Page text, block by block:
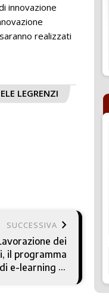
innovazione
realizzati
LEGRENZI
SUCCESSIVA keyboard_arrow_right
dei
il programma
di e-learning di